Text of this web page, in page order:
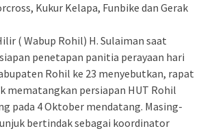
Kukur Kelapa, Funbike dan Gerak
( Wabup Rohil) H. Sulaiman saat
penetapan panitia perayaan hari
Rohil ke 23 menyebutkan, rapat
mematangkan persiapan HUT Rohil
pada 4 Oktober mendatang. Masing-
bertindak sebagai koordinator